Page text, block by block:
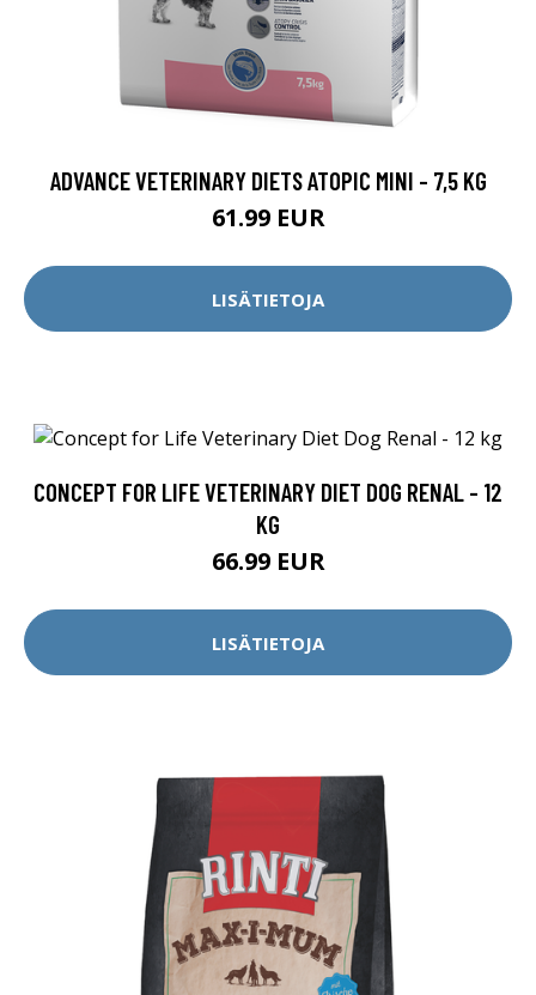
ADVANCE VETERINARY DIETS ATOPIC MINI - 7,5 KG
61.99 EUR
LISÄTIETOJA
CONCEPT FOR LIFE VETERINARY DIET DOG RENAL - 12
KG
66.99 EUR
LISÄTIETOJA